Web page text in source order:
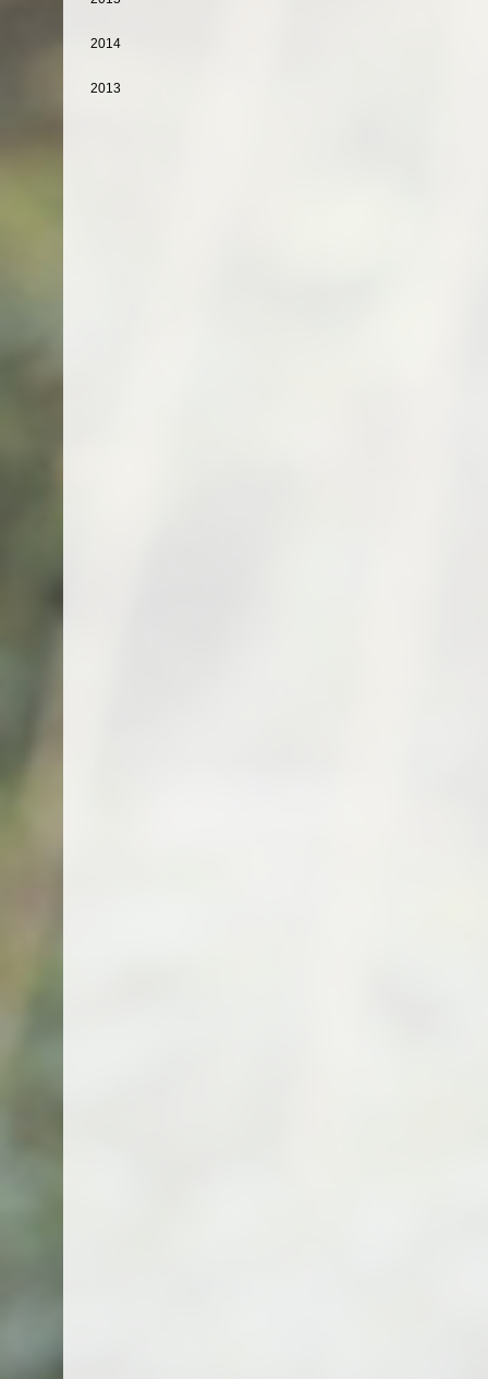
2014
2013